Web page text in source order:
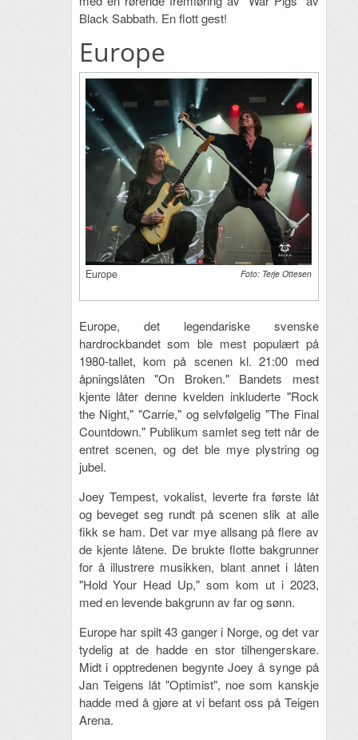
Black Sabbath. En flott gest!
Europe
Europe Foto: Terje Ottesen
Europe, det legendariske svenske
hardrockbandet som ble mest populært på
1980-tallet, kom på scenen kl. 21:00 med
åpningslåten "On Broken." Bandets mest
kjente låter denne kvelden inkluderte "Rock
the Night," "Carrie," og selvfølgelig "The Final
Countdown." Publikum samlet seg tett når de
entret scenen, og det ble mye plystring og
jubel.
Joey Tempest, vokalist, leverte fra første låt
og beveget seg rundt på scenen slik at alle
fikk se ham. Det var mye allsang på flere av
de kjente låtene. De brukte flotte bakgrunner
for å illustrere musikken, blant annet i låten
"Hold Your Head Up," som kom ut i 2023,
med en levende bakgrunn av far og sønn.
Europe har spilt 43 ganger i Norge, og det var
tydelig at de hadde en stor tilhengerskare.
Midt i opptredenen begynte Joey å synge på
Jan Teigens låt "Optimist", noe som kanskje
hadde med å gjøre at vi befant oss på Teigen
Arena.